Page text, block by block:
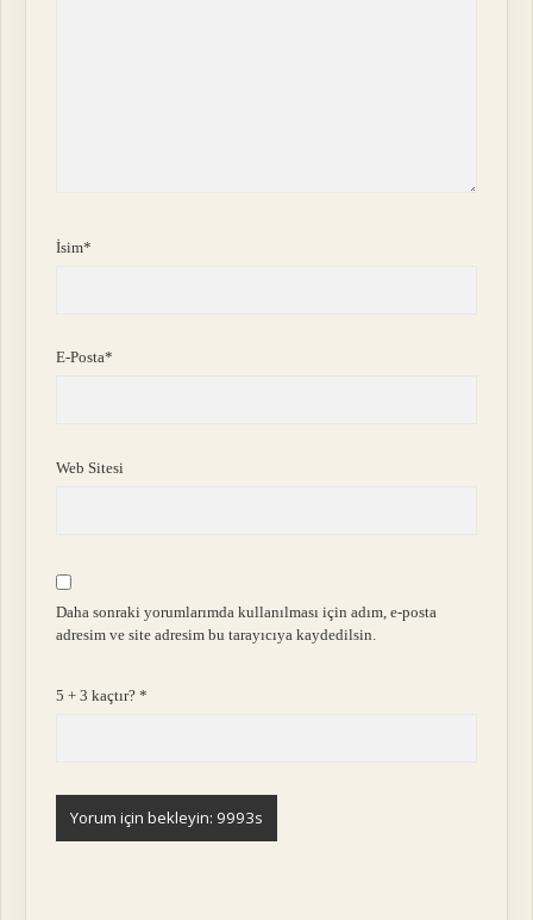
İsim*
E-Posta*
Web Sitesi
Daha sonraki yorumlarımda kullanılması için adım, e-posta
adresim ve site adresim bu tarayıcıya kaydedilsin.
5 + 3 kaçtır?*